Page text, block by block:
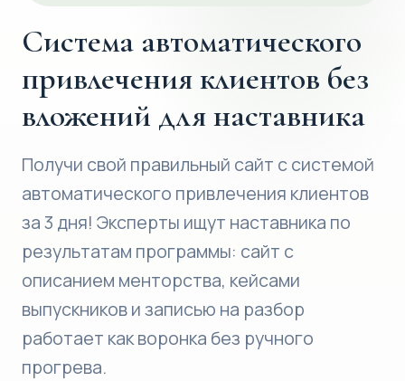
Система автоматического
привлечения клиентов без
вложений для наставника
Получи свой правильный сайт с системой
автоматического привлечения клиентов
за 3 дня! Эксперты ищут наставника по
результатам программы: сайт с
описанием менторства, кейсами
выпускников и записью на разбор
работает как воронка без ручного
прогрева.